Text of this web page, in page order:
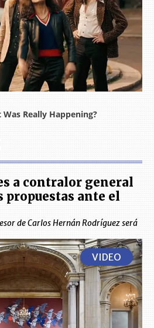
a contralor general
propuestas ante el
de Carlos Hernán Rodríguez será
VIDEO